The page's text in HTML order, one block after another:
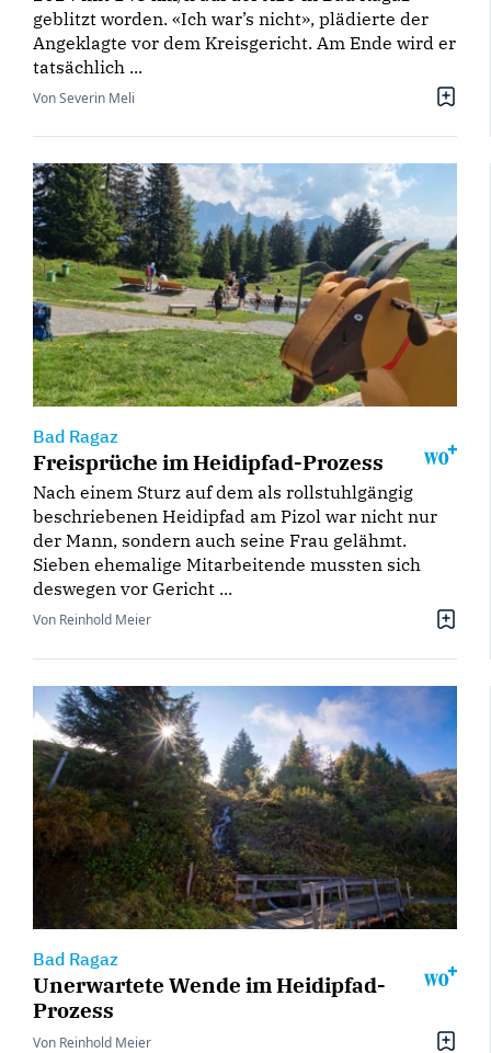
geblitzt worden. «Ich war’s nicht», plädierte der
Angeklagte vor dem Kreisgericht. Am Ende wird er
tatsächlich ...
Von Severin Meli
Bad Ragaz
Freisprüche im Heidipfad-Prozess
Nach einem Sturz auf dem als rollstuhlgängig
beschriebenen Heidipfad am Pizol war nicht nur
der Mann, sondern auch seine Frau gelähmt.
Sieben ehemalige Mitarbeitende mussten sich
deswegen vor Gericht ...
Von Reinhold Meier
Bad Ragaz
Unerwartete Wende im Heidipfad-
Prozess
Von Reinhold Meier